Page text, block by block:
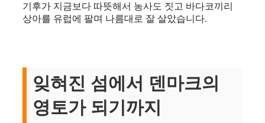
기후가 지금보다 따뜻해서 농사도 짓고 바다코끼리
상아를 유럽에 팔며 나름대로 잘 살았습니다.
잊혀진 섬에서 덴마크의
영토가 되기까지